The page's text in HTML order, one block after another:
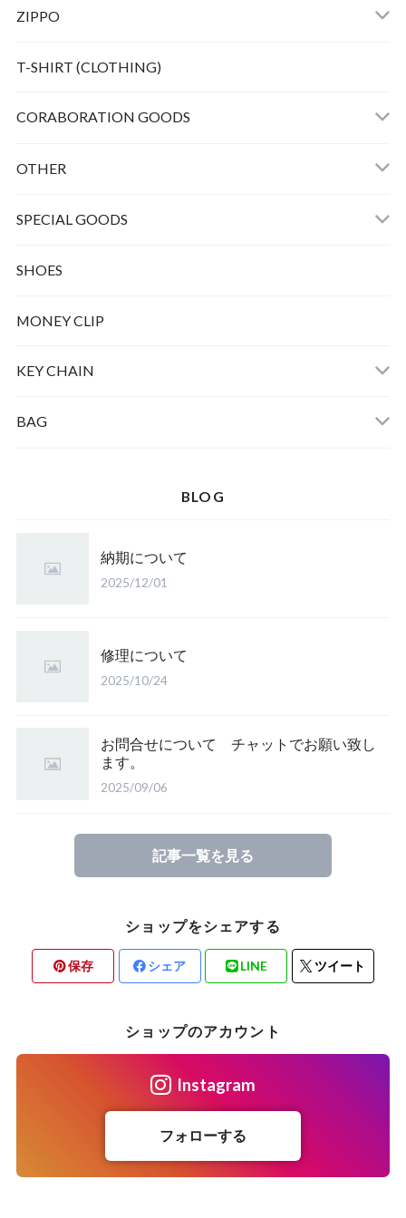
Bunny peanuts + Chain
ZIPPO
T-SHIRT (CLOTHING)
CORABORATION GOODS
OTHER
SPECIAL GOODS
SHOES
MONEY CLIP
KEY CHAIN
BAG
BLOG
納期について
2025/12/01
修理について
2025/10/24
お問合せについて チャットでお願い致し
ます。
2025/09/06
記事一覧を見る
ショップをシェアする
保存 シェア LINE ツイート
ショップのアカウント
Instagram
フォローする